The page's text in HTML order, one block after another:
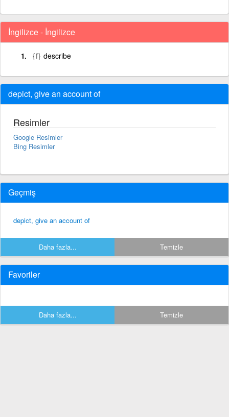
İngilizce - İngilizce
{f} describe
depict, give an account of
Resimler
Google Resimler
Bing Resimler
Geçmiş
depict, give an account of
Daha fazla... Temizle
Favoriler
Daha fazla... Temizle